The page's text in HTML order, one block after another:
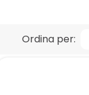
Ordina per: